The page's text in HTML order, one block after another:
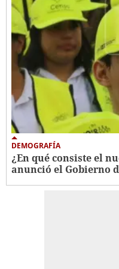
DEMOGRAFÍA
¿En qué consiste el
anunció el Gobierno